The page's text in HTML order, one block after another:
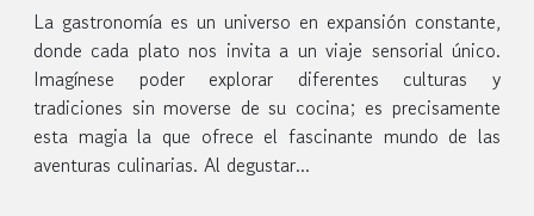
La gastronomía es un universo en expansión constante,
donde cada plato nos invita a un viaje sensorial único.
Imagínese poder explorar diferentes culturas y
tradiciones sin moverse de su cocina; es precisamente
esta magia la que ofrece el fascinante mundo de las
aventuras culinarias. Al degustar...